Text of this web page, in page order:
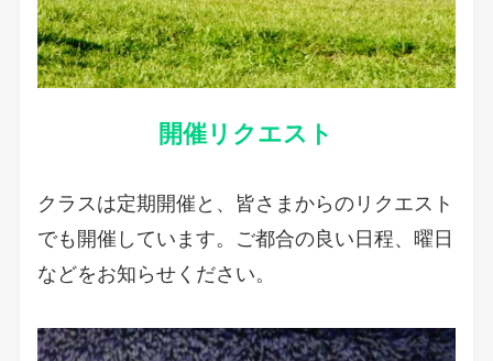
開催リクエスト
クラスは定期開催と、皆さまからのリクエスト
でも開催しています。ご都合の良い日程、曜日
などをお知らせください。